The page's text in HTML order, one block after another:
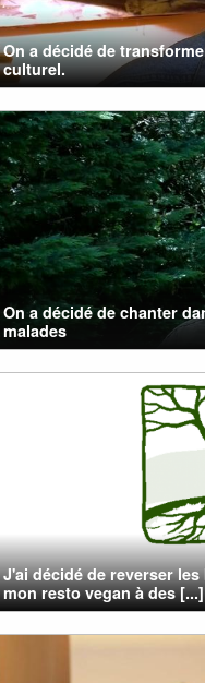
On a décidé de
culturel.
On a décidé de chanter
malades
J'ai décidé de reverser
mon resto vegan à des [...]